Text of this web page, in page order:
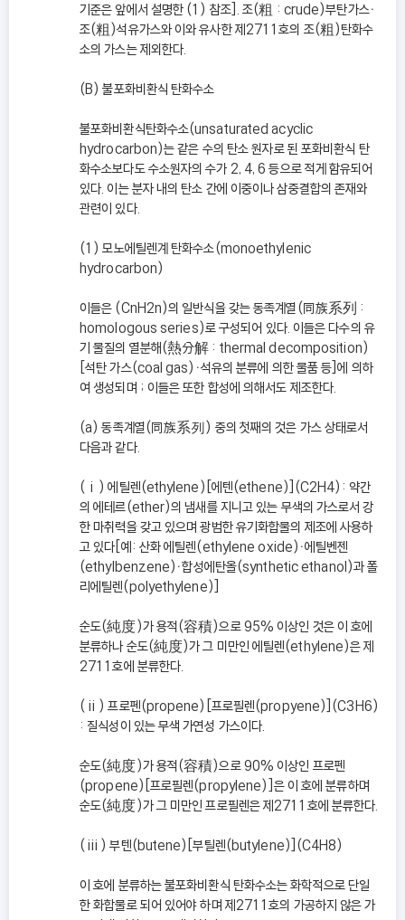
기준은 앞에서 설명한 (1) 참조]. 조(粗 : crude)부탄가스ㆍ
조(粗)석유가스와 이와 유사한 제2711호의 조(粗)탄화수
소의 가스는 제외한다.
(B) 불포화비환식 탄화수소
불포화비환식탄화수소(unsaturated acyclic
hydrocarbon)는 같은 수의 탄소 원자로 된 포화비환식 탄
화수소보다도 수소원자의 수가 2, 4, 6 등으로 적게 함유되어
있다. 이는 분자 내의 탄소 간에 이중이나 삼중결합의 존재와
관련이 있다.
(1) 모노에틸렌계 탄화수소(monoethylenic
hydrocarbon)
이들은 (CnH2n)의 일반식을 갖는 동족계열(同族系列 :
homologous series)로 구성되어 있다. 이들은 다수의 유
기 물질의 열분해(熱分解 : thermal decomposition)
[석탄 가스(coal gas)ㆍ석유의 분류에 의한 물품 등]에 의하
여 생성되며 ; 이들은 또한 합성에 의해서도 제조한다.
(a) 동족계열(同族系列) 중의 첫째의 것은 가스 상태로서
다음과 같다.
(ⅰ) 에틸렌(ethylene)[에텐(ethene)](C2H4): 약간
의 에테르(ether)의 냄새를 지니고 있는 무색의 가스로서 강
한 마취력을 갖고 있으며 광범한 유기화합물의 제조에 사용하
고 있다[예: 산화 에틸렌(ethylene oxide)ㆍ에틸벤젠
(ethylbenzene)ㆍ합성에탄올(synthetic ethanol)과 폴
리에틸렌(polyethylene)]
순도(純度)가 용적(容積)으로 95% 이상인 것은 이 호에
분류하나 순도(純度)가 그 미만인 에틸렌(ethylene)은 제
2711호에 분류한다.
(ⅱ) 프로펜(propene)[프로필렌(propyene)](C3H6)
: 질식성이 있는 무색 가연성 가스이다.
순도(純度)가 용적(容積)으로 90% 이상인 프로펜
(propene)[프로필렌(propylene)]은 이 호에 분류하며
순도(純度)가 그 미만인 프로필렌은 제2711호에 분류한다.
(ⅲ) 부텐(butene)[부틸렌(butylene)](C4H8)
이 호에 분류하는 불포화비환식 탄화수소는 화학적으로 단일
한 화합물로 되어 있어야 하며 제2711호의 가공하지 않은 가